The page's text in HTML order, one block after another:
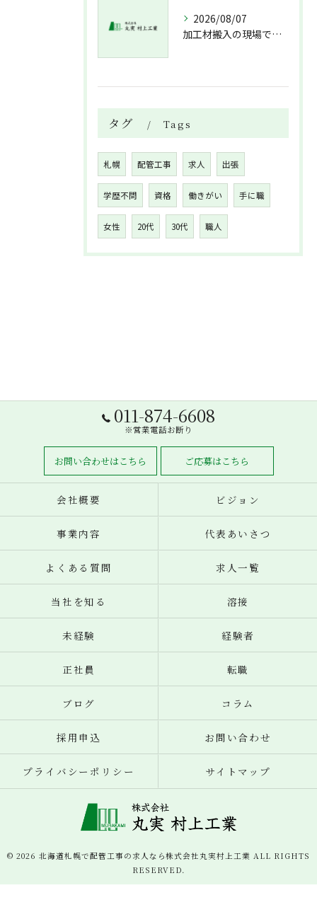
2026/08/07
加工材搬入の現場で押さえておきたい流れと架台設置配管敷設までの実務解説
タグ Tags
札幌 配管工事 求人 出張
学歴不問 資格 働きがい 手に職
女性 20代 30代 職人
011-874-6608
※営業電話お断り
お問い合わせはこちら ご応募はこちら
会社概要 ビジョン
事業内容 代表あいさつ
よくある質問 求人一覧
当社を知る 溶接
未経験 経験者
正社員 転職
ブログ コラム
採用申込 お問い合わせ
プライバシーポリシー サイトマップ
© 2026 北海道札幌で配管工事の求人なら株式会社丸実村上工業 ALL RIGHTS
RESERVED.